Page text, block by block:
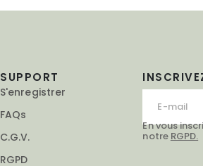
En vous
notre RGPD.
SUPPORT
S'enregistrer
FAQs
C.G.V.
RGPD